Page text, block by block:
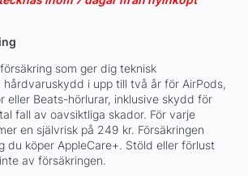
som ger dig teknisk
i upp till två år för AirPods,
eller Beats-hörlurar, inklusive skydd för
fall av oavsiktliga skador. För varje
en självrisk på 249 kr. Försäkringen
du köper AppleCare+. Stöld eller förlust
av försäkringen.